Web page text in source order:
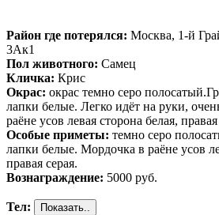
Район где потерялся: Москва, 1-й
3Ак1
Пол животного: Самец
Кличка: Крис
Окрас: окрас темно серо
лапки белые. Легко идёт на руки,
раёне усов левая сторона белая, правая
Особые приметы: темно серо
лапки белые. Мордочка в раёне усов
правая серая.
Вознаграждение: 5000 руб.
Тел: